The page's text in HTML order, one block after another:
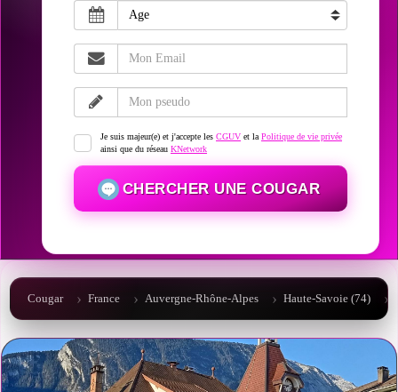
Je suis majeur(e) et j'accepte les CGUV et la Politique de vie privée
ainsi que du réseau KNetwork
CHERCHER UNE COUGAR
Cougar France Auvergne-Rhône-Alpes Haute-Savoie (74)